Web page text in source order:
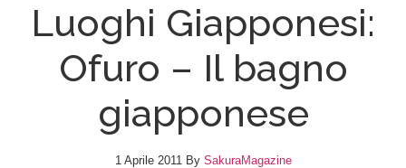
Luoghi Giapponesi:
Ofuro – Il bagno
giapponese
1 Aprile 2011By SakuraMagazine